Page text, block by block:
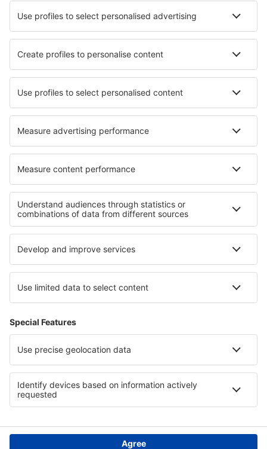
Unterkunft in Kampen Unterkunft in Onstwedde
Unterkunft in Bradenton Unterkunft in Ramsbottom
Unterkunft in Wiartel Unterkunft in Volterra
Unterkunft Vic-Sur-Seille Unterkunft in Helminghausen
Unterkunft in Ballintogher Unterkunft in Pringle Bay
Die besten Unterkünfte - Regionen
Unterkunft in den Niederlanden Unterkunft in Antalya Region
Unterkunft in Banat Unterkunft in Herrera
Unterkunft in Saxony Unterkunft in Shumen